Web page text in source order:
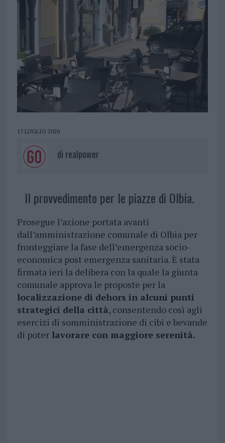
17 LUGLIO 2020
di realpower
Il provvedimento per le piazze di Olbia.
Prosegue l’azione portata avanti
dall’amministrazione comunale di Olbia per
fronteggiare la fase dell’emergenza socio-
economica post emergenza sanitaria. È stata
firmata ieri la delibera con la quale la giunta
comunale approva le proposte per la
localizzazione di dehors in alcuni punti
strategici della città, consentendo così agli
esercizi di somministrazione di cibi e bevande
di poterlavorare con maggiore serenità.